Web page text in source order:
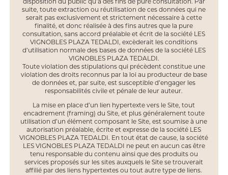
suite, toute extraction ou réutilisation de ces données qui ne
serait pas exclusivement et strictement nécessaire à cette
finalité, et donc réalisée à des fins autres que la pure
consultation, sans accord préalable et écrit de la société LES
VIGNOBLES PLAZA TEDALDI, excèderait les conditions
d’utilisation normale des bases de données de la société LES
VIGNOBLES PLAZA TEDALDI.
Toute violation des stipulations qui précèdent constitue une
violation des droits reconnus par la loi au producteur de base
de données et, par suite, est susceptible d’engager les
responsabilités civile et pénale de leur auteur.
La mise en place d’un lien hypertexte vers le Site, tout
encadrement (framing) du Site, et plus généralement toute
utilisation d’un élément composant le Site, est soumise à une
autorisation préalable, écrite et expresse de la société LES
VIGNOBLES PLAZA TEDALDI. En tout état de cause, la société
LES VIGNOBLES PLAZA TEDALDI ne peut en aucun cas être
tenu responsable du contenu ainsi que des produits ou
services proposés sur les sites auxquels le Site se trouverait
affilié par des liens hypertextes ou tout autre type de liens.